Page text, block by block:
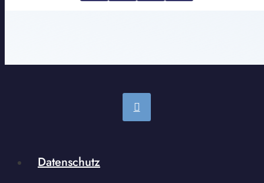
Datenschutz